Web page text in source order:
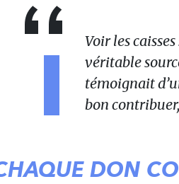
Voir les
véritable
témoignait
bon
DON